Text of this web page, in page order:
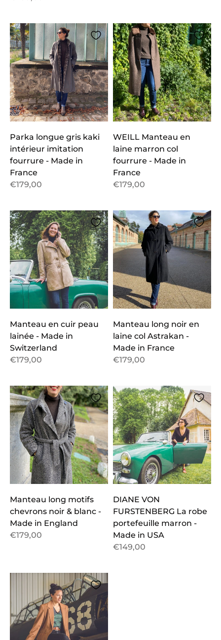
Parka longue gris kaki
intérieur imitation
fourrure - Made in
France
€179,00
WEILL Manteau en
laine marron col
fourrure - Made in
France
€179,00
Manteau en cuir peau
lainée - Made in
Switzerland
€179,00
Manteau long noir en
laine col Astrakan -
Made in France
€179,00
Manteau long motifs
chevrons noir & blanc -
Made in England
€179,00
DIANE VON
FURSTENBERG La robe
portefeuille marron -
Made in USA
€149,00